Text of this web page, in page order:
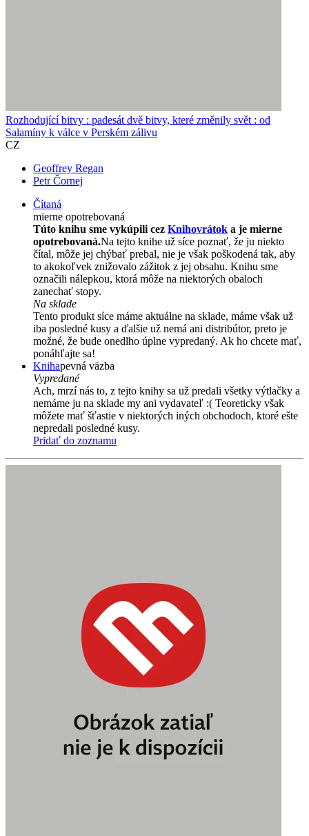
Rozhodující bitvy : padesát dvě bitvy, které změnily svět : od
Salamíny k válce v Perském zálivu
CZ
Geoffrey Regan
Petr Čornej
Čítaná
mierne opotrebovaná
Túto knihu sme vykúpili cez Knihovrátok a je mierne
opotrebovaná.Na tejto knihe už síce poznať, že ju niekto
čítal, môže jej chýbať prebal, nie je však poškodená tak, aby
to akokoľvek znižovalo zážitok z jej obsahu. Knihu sme
označili nálepkou, ktorá môže na niektorých obaloch
zanechať stopy.
Na sklade
Tento produkt síce máme aktuálne na sklade, máme však už
iba posledné kusy a ďalšie už nemá ani distribútor, preto je
možné, že bude onedlho úplne vypredaný. Ak ho chcete mať,
ponáhľajte sa!
Knihapevná väzba
Vypredané
Ach, mrzí nás to, z tejto knihy sa už predali všetky výtlačky a
nemáme ju na sklade my ani vydavateľ :( Teoreticky však
môžete mať šťastie v niektorých iných obchodoch, ktoré ešte
nepredali posledné kusy.
Pridať do zoznamu